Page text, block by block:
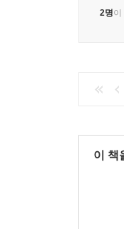
2명이
이 책